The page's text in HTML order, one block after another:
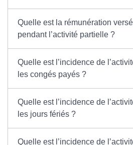
Quelle est la rémunération
pendant l’activité partielle ?
Quelle est l’incidence de
les congés payés ?
Quelle est l’incidence de
les jours fériés ?
Quelle est l’incidence de